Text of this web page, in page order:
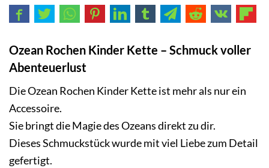
Ozean Rochen Kinder Kette – Schmuck voller
Abenteuerlust
DieOzean Rochen Kinder Kette ist mehr als nur ein
Accessoire.
Sie bringt die Magie des Ozeans direkt zu dir.
Dieses Schmuckstück wurde mit viel Liebe zum Detail
gefertigt.